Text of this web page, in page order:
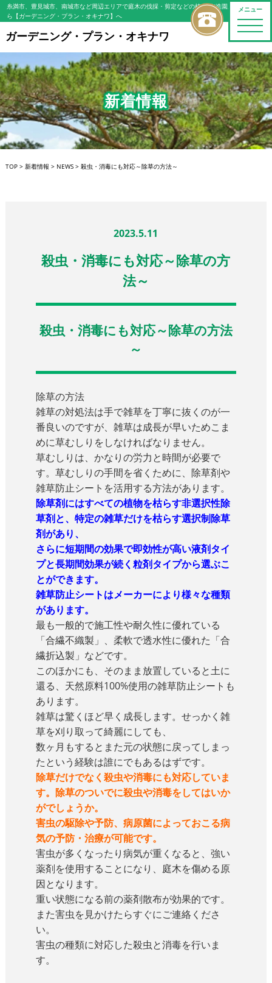
メニュー
toggle
糸満市、豊見城市、南城市など周辺エリアで庭木の伐採・剪定などの植木屋/造園屋をお探しな
ら【ガーデニング・プラン・オキナワ】へ
ガーデニング・プラン・オキナワ
新着情報
TOP> 新着情報 > NEWS> 殺虫・消毒にも対応～除草の方法～
2023.5.11
殺虫・消毒にも対応～除草の方
法～
殺虫・消毒にも対応～除草の方法
～
除草の方法
雑草の対処法は手で雑草を丁寧に抜くのが一
番良いのですが、雑草は成長が早いためこま
めに草むしりをしなければなりません。
草むしりは、かなりの労力と時間が必要で
す。草むしりの手間を省くために、除草剤や
雑草防止シートを活用する方法があります。
除草剤にはすべての植物を枯らす非選択性除
草剤と、特定の雑草だけを枯らす選択制除草
剤があり、
さらに短期間の効果で即効性が高い液剤タイ
プと長期間効果が続く粒剤タイプから選ぶこ
とができます。
雑草防止シートはメーカーにより様々な種類
があります。
最も一般的で施工性や耐久性に優れている
「合繊不織製」、柔軟で透水性に優れた「合
繊折込製」などです。
このほかにも、そのまま放置していると土に
還る、天然原料100%使用の雑草防止シートも
あります。
雑草は驚くほど早く成長します。せっかく雑
草を刈り取って綺麗にしても、
数ヶ月もするとまた元の状態に戻ってしまっ
たという経験は誰にでもあるはずです。
除草だけでなく殺虫や消毒にも対応していま
す。除草のついでに殺虫や消毒をしてはいか
がでしょうか。
害虫の駆除や予防、病原菌によっておこる病
気の予防・治療が可能です。
害虫が多くなったり病気が重くなると、強い
薬剤を使用することになり、庭木を傷める原
因となります。
重い状態になる前の薬剤散布が効果的です。
また害虫を見かけたらすぐにご連絡くださ
い。
害虫の種類に対応した殺虫と消毒を行いま
す。